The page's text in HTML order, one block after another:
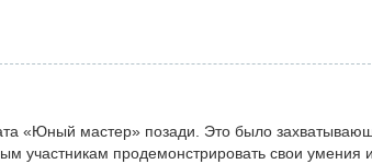
«Юный мастер» позади. Это было
участникам продемонстрировать свои умения